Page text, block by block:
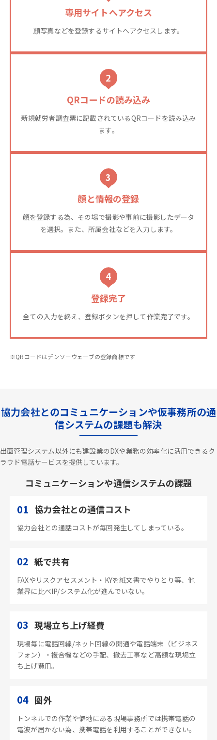
専用サイトへアクセス
顔写真などを登録するサイトへアクセスします。
2
QRコードの読み込み
新規就労者調査票に記載されているQRコードを読み込み
ます。
3
顔と情報の登録
顔を登録する為、その場で撮影や事前に撮影したデータ
を選択。また、所属会社などを入力します。
4
登録完了
全ての入力を終え、登録ボタンを押して作業完了です。
※QRコードはデンソーウェーブの登録商標です
協力会社とのコミュニケーションや仮事務所の通
信システムの課題も解決
出面管理システム以外にも建設業のDXや業務の効率化に活用できるク
ラウド電話サービスを提供しています。
コミュニケーションや通信システムの課題
01 協力会社との通信コスト
協力会社との通話コストが毎回発生してしまっている。
02 紙で共有
FAXやリスクアセスメント・KYを紙文書でやりとり等、他
業界に比べIP/システム化が進んでいない。
03 現場立ち上げ経費
現場毎に電話回線/ネット回線の開通や電話端末（ビジネス
フォン）・複合機などの手配、撤去工事など高額な現場立
ち上げ費用。
04 圏外
トンネルでの作業や僻地にある現場事務所では携帯電話の
電波が届かない為、携帯電話を利用することができない。